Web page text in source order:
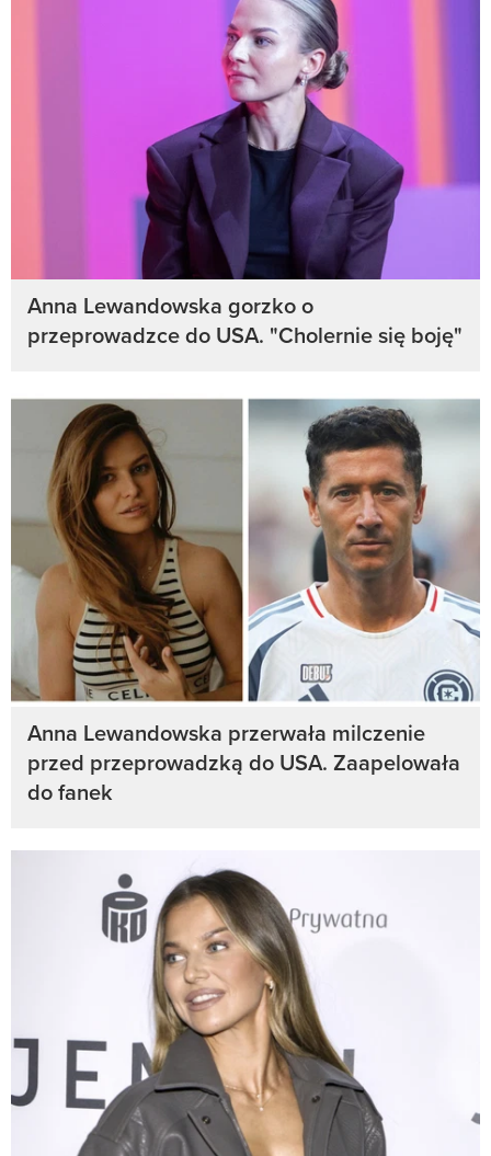
Anna Lewandowska gorzko o
przeprowadzce do USA. "Cholernie się boję"
Anna Lewandowska przerwała milczenie
przed przeprowadzką do USA. Zaapelowała
do fanek